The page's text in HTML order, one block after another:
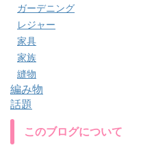
ガーデニング
レジャー
家具
家族
縫物
編み物
話題
このブログについて